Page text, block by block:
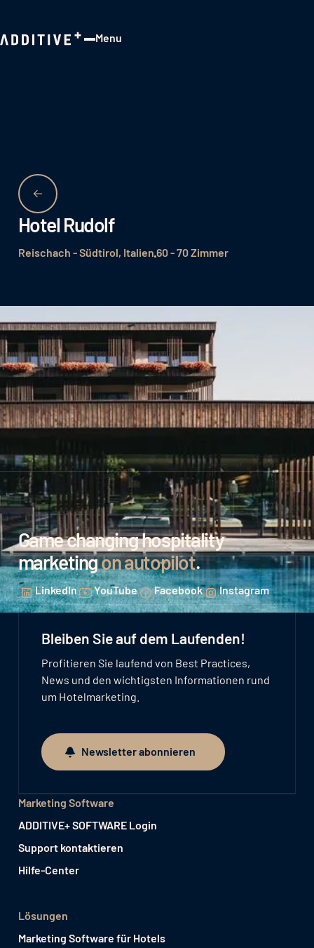
Menu
Hotel Rudolf
Reischach - Südtirol, Italien 60 - 70 Zimmer
Game changing hospitality
marketingon autopilot.
LinkedIn YouTube Facebook Instagram
Bleiben Sie auf dem Laufenden!
Profitieren Sie laufend von Best Practices,
News und den wichtigsten Informationen rund
um Hotelmarketing.
Newsletter abonnieren
Newsletter abonnieren
Marketing Software
ADDITIVE+ SOFTWARE Login
Support kontaktieren
Hilfe-Center
Lösungen
Marketing Software für Hotels